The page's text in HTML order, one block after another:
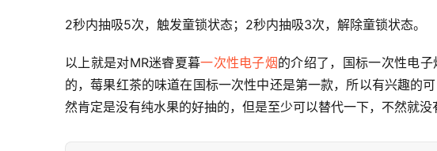
2秒内抽吸5次，触发童锁状态；2秒内抽吸3次，解除童锁状态。
以上就是对MR迷睿夏暮一次性电子烟的介绍了，国标一次性电
的，莓果红茶的味道在国标一次性中还是第一款，所以有兴趣的
然肯定是没有纯水果的好抽的，但是至少可以替代一下，不然就没